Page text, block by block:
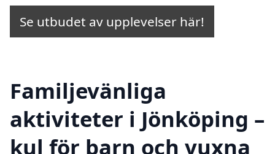
Se utbudet av upplevelser här!
Familjevänliga
aktiviteter i Jönköping –
kul för barn och vuxna